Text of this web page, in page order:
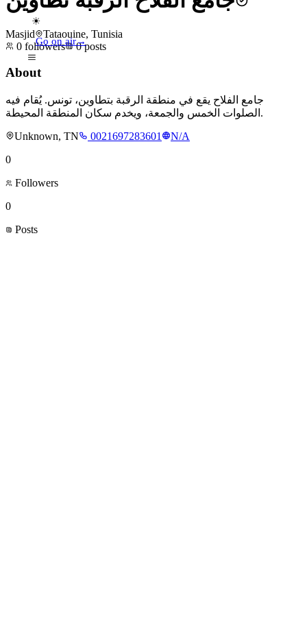
☀
Go on air→
Masjid
Tataouine, Tunisia
0 followers 0 posts
About
جامع الفلاح يقع في منطقة الرقبة بتطاوين، تونس. يُقام فيه
الصلوات الخمس والجمعة، ويخدم سكان المنطقة المحيطة.
Unknown, TN
0021697283601
N/A
0
Followers
0
Posts